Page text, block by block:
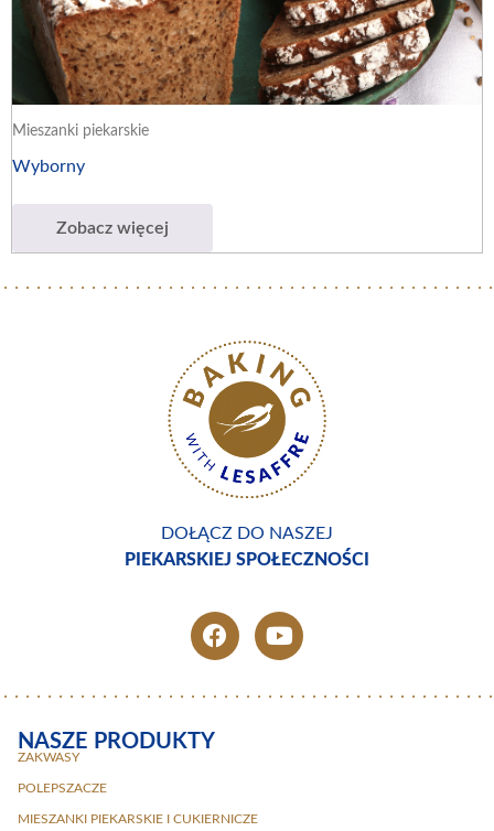
Mieszanki piekarskie
Wyborny
Zobacz więcej
DOŁĄCZ DO NASZEJ
PIEKARSKIEJ SPOŁECZNOŚCI
NASZE PRODUKTY
ZAKWASY
POLEPSZACZE
MIESZANKI PIEKARSKIE I CUKIERNICZE